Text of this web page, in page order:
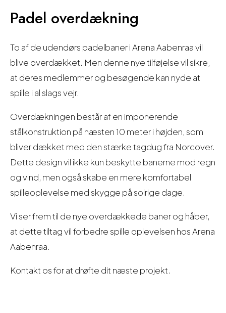
Padel overdækning
To af de udendørs padelbaner i Arena Aabenraa vil
blive overdækket. Men denne nye tilføjelse vil sikre,
at deres medlemmer og besøgende kan nyde at
spille i al slags vejr.
Overdækningen består af en imponerende
stålkonstruktion på næsten 10 meter i højden, som
bliver dækket med den stærke tagdug fra Norcover.
Dette design vil ikke kun beskytte banerne mod regn
og vind, men også skabe en mere komfortabel
spilleoplevelse med skygge på solrige dage.
Vi ser frem til de nye overdækkede baner og håber,
at dette tiltag vil forbedre spille oplevelsen hos Arena
Aabenraa.
Kontakt os for at drøfte dit næste projekt.